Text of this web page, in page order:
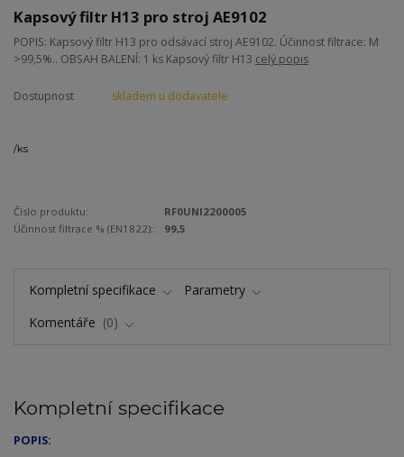
Kapsový filtr H13 pro stroj AE9102
POPIS: Kapsový filtr H13 pro odsávací stroj AE9102. Účinnost filtrace: M
>99,5%.. OBSAH BALENÍ: 1 ks Kapsový filtr H13 celý popis
Dostupnost skladem u dodavatele
/ks
Číslo produktu:
RF0UNI2200005
Účinnost filtrace % (EN1822)::
99,5
Kompletní specifikace
Parametry
Komentáře
0
Kompletní specifikace
POPIS: